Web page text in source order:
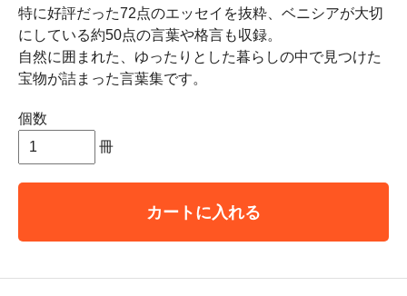
特に好評だった72点のエッセイを抜粋、ベニシアが大切
にしている約50点の言葉や格言も収録。
自然に囲まれた、ゆったりとした暮らしの中で見つけた
宝物が詰まった言葉集です。
個数
冊
カートに入れる